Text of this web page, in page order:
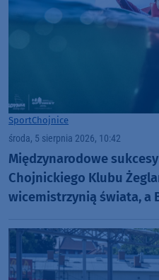
SportChojnice
środa, 5 sierpnia 2026, 10:42
Międzynarodowe
Chojnickiego Klubu
wicemistrzynią świata, a